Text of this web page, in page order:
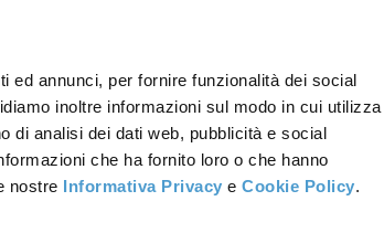
ed annunci, per fornire funzionalità dei social
inoltre informazioni sul modo in cui utilizza
di analisi dei dati web, pubblicità e social
che ha fornito loro o che hanno
nostre Informativa Privacy eCookie Policy.